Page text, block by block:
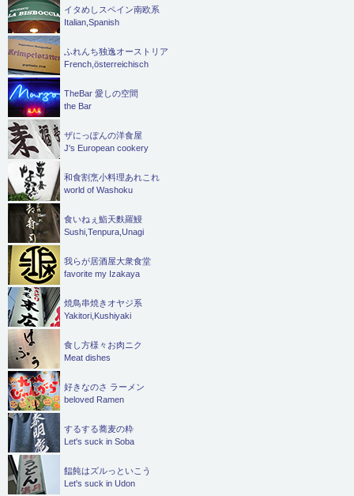
イタめしスペイン南欧系
Italian,Spanish
ふれんち独逸オーストリア
French,österreichisch
TheBar 愛しの空間
the Bar
ザにっぽんの洋食屋
J's European cookery
和食割烹小料理あれこれ
world of Washoku
食いねぇ鮨天麩羅鰻
Sushi,Tenpura,Unagi
我らが居酒屋大衆食堂
favorite my Izakaya
焼鳥串焼きオヤジ系
Yakitori,Kushiyaki
食し方様々お肉ニク
Meat dishes
好きなのさ ラーメン
beloved Ramen
するする蕎麦の粋
Let's suck in Soba
饂飩はズルっといこう
Let's suck in Udon